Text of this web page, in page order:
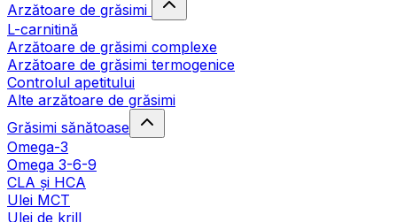
Arzătoare de grăsimi
L-carnitină
Arzătoare de grăsimi complexe
Arzătoare de grăsimi termogenice
Controlul apetitului
Alte arzătoare de grăsimi
Grăsimi sănătoase
Omega-3
Omega 3-6-9
CLA şi HCA
Ulei MCT
Ulei de krill